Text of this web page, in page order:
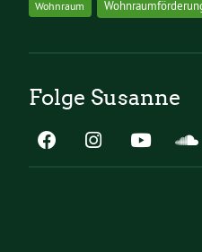
Wohnraum
Folge Susanne